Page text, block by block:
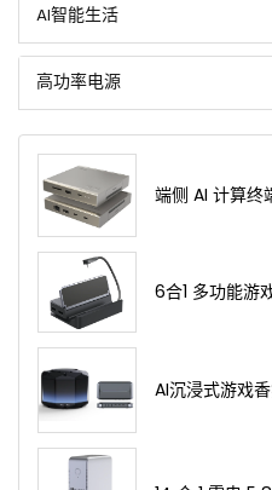
AI智能生活
高功率电源
端侧 AI 计算终
6合1 多功能游
AI沉浸式游戏